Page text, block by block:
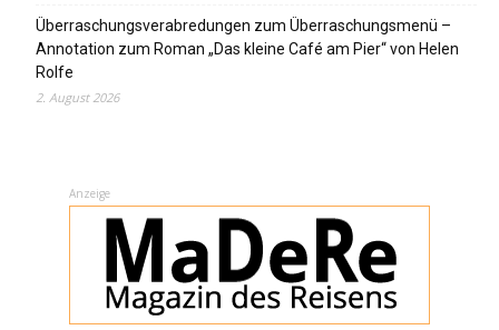
Überraschungsverabredungen zum Überraschungsmenü –
Annotation zum Roman „Das kleine Café am Pier“ von Helen
Rolfe
2. August 2026
Anzeige